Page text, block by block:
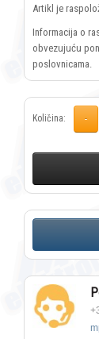
Artikl je
Informacija o
obvezujuću
poslovnicama.
Količina: